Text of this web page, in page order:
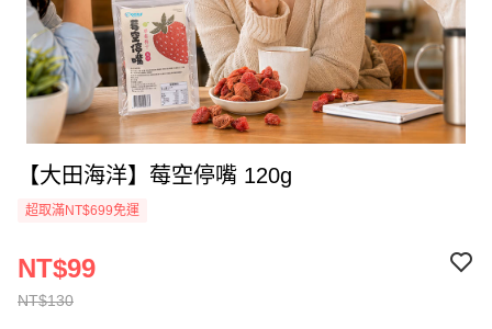
【大田海洋】莓空停嘴 120g
超取滿NT$699免運
NT$130
NT$99